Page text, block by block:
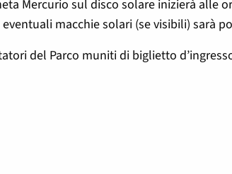
Mercurio sul disco solare inizierà alle
macchie solari (se visibili) sarà
del Parco muniti di biglietto